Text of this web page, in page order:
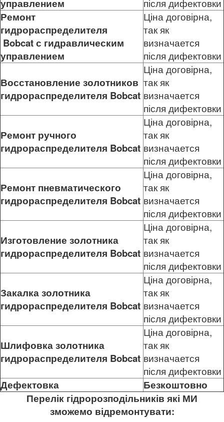
управлением
після дифектовки
Ремонт
гидрораспределителя
Bobcatс гидравлическим
управлением
Ціна договірна,
так як
визначается
після дифектовки
Восстановление золотников
гидрораспределителя Bobcat
Ціна договірна,
так як
визначается
після дифектовки
Ремонт ручного
гидрораспределителя Bobcat
Ціна договірна,
так як
визначается
після дифектовки
Ремонт пневматического
гидрораспределителя Bobcat
Ціна договірна,
так як
визначается
після дифектовки
Изготовление золотника
гидрораспределителя Bobcat
Ціна договірна,
так як
визначается
після дифектовки
Закалка золотника
гидрораспределителя Bobcat
Ціна договірна,
так як
визначается
після дифектовки
Шлифовка золотника
гидрораспределителя Bobcat
Ціна договірна,
так як
визначается
після дифектовки
Дефектовка
Безкоштовно
Перелік гідророзподільників які МИ
зможемо відремонтувати: